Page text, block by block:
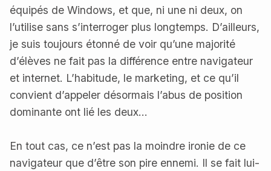
équipés de Windows, et que, ni une ni deux, on
l’utilise sans s’interroger plus longtemps. D’ailleurs,
je suis toujours étonné de voir qu’une majorité
d’élèves ne fait pas la différence entre navigateur
et internet. L’habitude, le marketing, et ce qu’il
convient d’appeler désormais l’abus de position
dominante ont lié les deux…
En tout cas, ce n’est pas la moindre ironie de ce
navigateur que d’être son pire ennemi. Il se fait lui-